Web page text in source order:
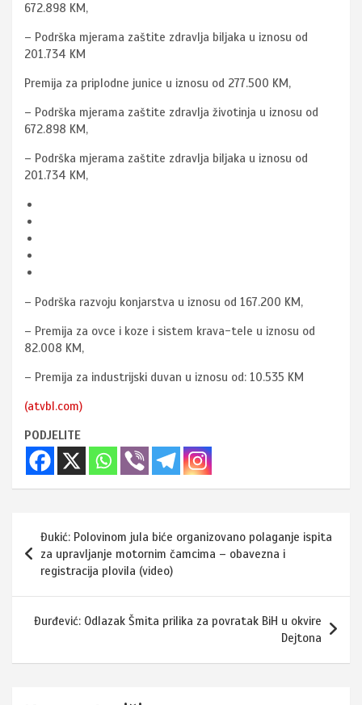
672.898 KM,
– Podrška mjerama zaštite zdravlja biljaka u iznosu od
201.734 KM
Premija za priplodne junice u iznosu od 277.500 KM,
– Podrška mjerama zaštite zdravlja životinja u iznosu od
672.898 KM,
– Podrška mjerama zaštite zdravlja biljaka u iznosu od
201.734 KM,
– Podrška razvoju konjarstva u iznosu od 167.200 KM,
– Premija za ovce i koze i sistem krava-tele u iznosu od
82.008 KM,
– Premija za industrijski duvan u iznosu od: 10.535 KM
(atvbl.com)
PODJELITE
Navigacija
članaka
Đukić: Polovinom jula biće organizovano polaganje ispita
za upravljanje motornim čamcima – obavezna i
registracija plovila (video)
Đurđević: Odlazak Šmita prilika za povratak BiH u okvire
Dejtona